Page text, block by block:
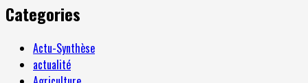
Categories
Actu-Synthèse
actualité